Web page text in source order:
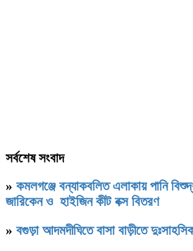
সর্বশেষ সংবাদ
» কমলগঞ্জে বন্যাকবলিত এলাকায় পানি
জারিকেন ও হাইজিন কীট বক্স বিতরণ
» বগুড়া আদমদীঘিতে বাসা বাড়ীতে